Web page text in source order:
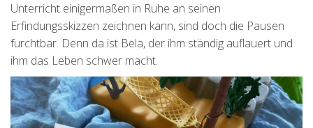
Unterricht einigermaßen in Ruhe an seinen
Erfindungsskizzen zeichnen kann, sind doch die Pausen
furchtbar. Denn da ist Bela, der ihm ständig auflauert und
ihm das Leben schwer macht.